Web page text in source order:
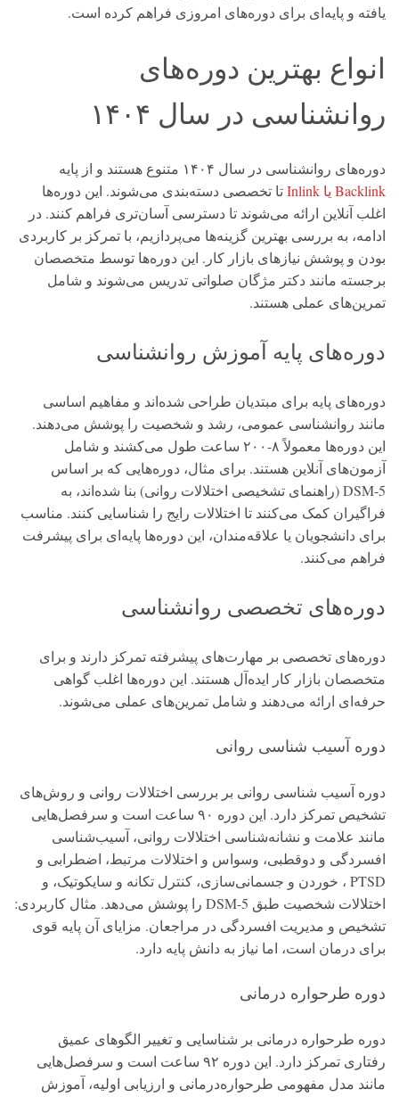
یافته و پایه‌ای برای دوره‌های امروزی فراهم کرده است.
انواع بهترین دوره‌های
روانشناسی در سال ۱۴۰۴
دوره‌های روانشناسی در سال ۱۴۰۴ متنوع هستند و از پایه
Backlink یا Inlink
تا تخصصی دسته‌بندی می‌شوند. این دوره‌ها
اغلب آنلاین ارائه می‌شوند تا دسترسی آسان‌تری فراهم کنند. در
ادامه، به بررسی بهترین گزینه‌ها می‌پردازیم، با تمرکز بر کاربردی
بودن و پوشش نیازهای بازار کار. این دوره‌ها توسط متخصصان
برجسته مانند دکتر مژگان صلواتی تدریس می‌شوند و شامل
تمرین‌های عملی هستند.
دوره‌های پایه آموزش روانشناسی
دوره‌های پایه برای مبتدیان طراحی شده‌اند و مفاهیم اساسی
مانند روانشناسی عمومی، رشد و شخصیت را پوشش می‌دهند.
این دوره‌ها معمولاً ۸-۲۰۰ ساعت طول می‌کشند و شامل
آزمون‌های آنلاین هستند. برای مثال، دوره‌هایی که بر اساس
DSM-5 (راهنمای تشخیصی اختلالات روانی) بنا شده‌اند، به
فراگیران کمک می‌کنند تا اختلالات رایج را شناسایی کنند. مناسب
برای دانشجویان یا علاقه‌مندان، این دوره‌ها پایه‌ای برای پیشرفت
فراهم می‌کنند.
دوره‌های تخصصی روانشناسی
دوره‌های تخصصی بر مهارت‌های پیشرفته تمرکز دارند و برای
متخصصان بازار کار ایده‌آل هستند. این دوره‌ها اغلب گواهی
حرفه‌ای ارائه می‌دهند و شامل تمرین‌های عملی می‌شوند.
دوره آسیب شناسی روانی
دوره آسیب شناسی روانی بر بررسی اختلالات روانی و روش‌های
تشخیص تمرکز دارد. این دوره ۹۰ ساعت است و سرفصل‌هایی
مانند علامت و نشانه‌شناسی اختلالات روانی، آسیب‌شناسی
افسردگی و دوقطبی، وسواس و اختلالات مرتبط، اضطرابی و
PTSD ، خوردن و جسمانی‌سازی، کنترل تکانه و سایکوتیک، و
اختلالات شخصیت طبق DSM-5 را پوشش می‌دهد. مثال کاربردی:
تشخیص و مدیریت افسردگی در مراجعان. مزایای آن پایه قوی
برای درمان است، اما نیاز به دانش پایه دارد.
دوره طرحواره درمانی
دوره طرحواره درمانی بر شناسایی و تغییر الگوهای عمیق
رفتاری تمرکز دارد. این دوره ۹۲ ساعت است و سرفصل‌هایی
مانند مدل مفهومی طرحواره‌درمانی و ارزیابی اولیه، آموزش